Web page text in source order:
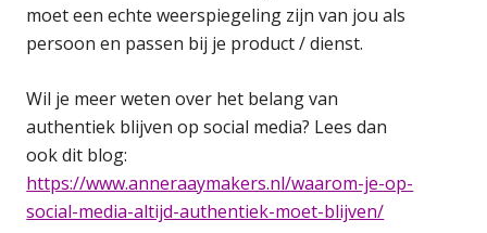
moet een echte weerspiegeling zijn van jou als
persoon en passen bij je product / dienst.
Wil je meer weten over het belang van
authentiek blijven op social media? Lees dan
ook dit blog:
https://www.anneraaymakers.nl/waarom-je-op-
social-media-altijd-authentiek-moet-blijven/